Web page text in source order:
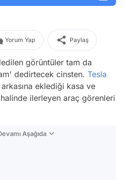
Yorum Yap Paylaş
görüntüler tam da
dedirtecek cinsten. Tesla
eklediği kasa ve
ilerleyen araç görenleri
Aşağıda